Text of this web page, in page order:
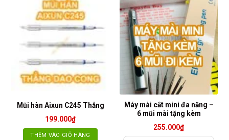
Mũi hàn Aixun C245 Thẳng
199.000₫
THÊM VÀO GIỎ HÀNG
Máy mài cắt mini đa năng –
6 mũi mài tặng kèm
255.000₫